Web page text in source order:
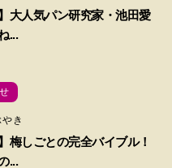
大人気パン研究家・池田愛
...
き
梅しごとの完全バイブル！
...